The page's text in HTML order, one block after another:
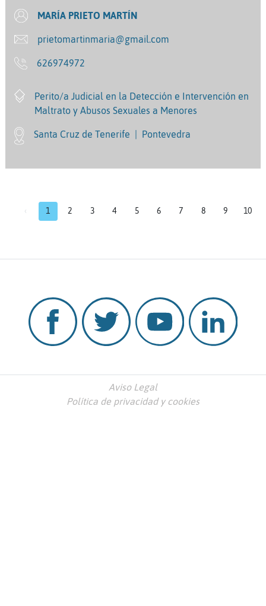
MARÍA PRIETO MARTÍN
prietomartinmaria@gmail.com
626974972
Perito/a Judicial en la Detección e Intervención en
Maltrato y Abusos Sexuales a Menores
Santa Cruz de Tenerife Pontevedra
‹ 1 2 3 4 5 6 7 8 9 10
Aviso Legal
Política de privacidad y cookies